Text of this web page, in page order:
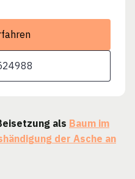
als Baum im
der Asche an